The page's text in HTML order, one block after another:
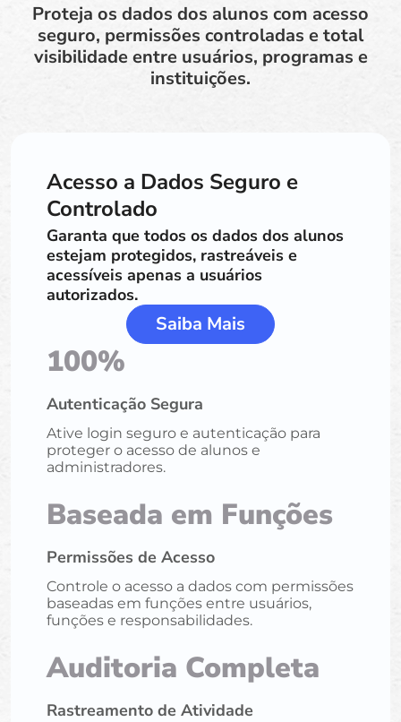
Proteja os dados dos alunos com acesso
seguro, permissões controladas e total
visibilidade entre usuários, programas e
instituições.
Acesso a Dados Seguro e
Controlado
Garanta que todos os dados dos alunos
estejam protegidos, rastreáveis e
acessíveis apenas a usuários
autorizados.
Saiba Mais
100%
Autenticação Segura
Ative login seguro e autenticação para
proteger o acesso de alunos e
administradores.
Baseada em Funções
Permissões de Acesso
Controle o acesso a dados com permissões
baseadas em funções entre usuários,
funções e responsabilidades.
Auditoria Completa
Rastreamento de Atividade